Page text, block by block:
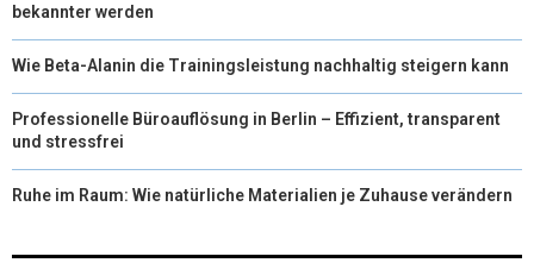
bekannter werden
Wie Beta-Alanin die Trainingsleistung nachhaltig steigern kann
Professionelle Büroauflösung in Berlin – Effizient, transparent
und stressfrei
Ruhe im Raum: Wie natürliche Materialien je Zuhause verändern